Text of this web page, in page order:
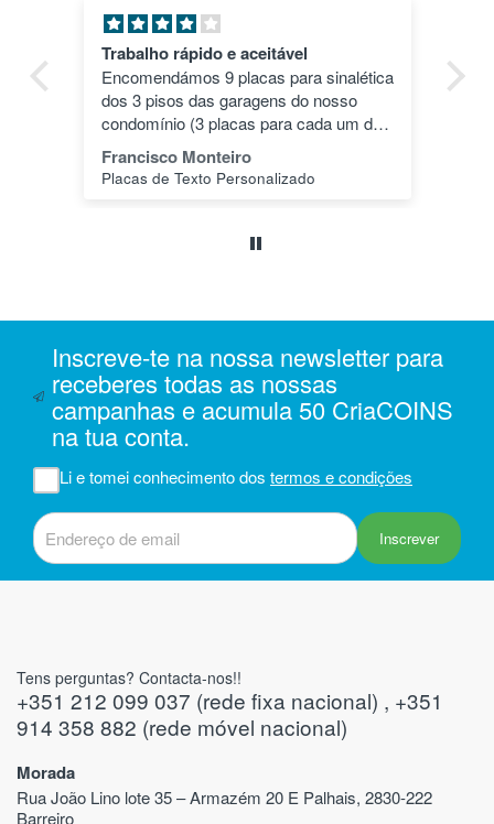
Trabalho rápido e aceitável
Encomendámos 9 placas para sinalética
dos 3 pisos das garagens do nosso
condomínio (3 placas para cada um dos
3 pisos). As 3 placas a indicar "piso -1"
eram standard e era só encomendar.
Mandámos também fazer 3 adicionais a
-3". O layout das feitas por encomenda
praticamente perfeitas, contudo as
enviadas para o piso -3 estavam com
menor qualidade, com falhas na cor
(manchas brancas ou riscos/lascas na
cor). Acho que as do piso -3 não deviam
ter sido enviadas assim e devia haver
um maior controlo na qualidade antes do
envio para o cliente.
Francisco Monteiro
Placas de Texto Personalizado
Inscreve-te na nossa newsletter para
receberes todas as nossas
campanhas e acumula 50 CriaCOINS
na tua conta.
Li e tomei conhecimento dos termos e condições
Inscrever
Tens perguntas? Contacta-nos!!
+351 212 099 037 (rede fixa nacional) , +351
914 358 882 (rede móvel nacional)
Morada
Rua João Lino lote 35 – Armazém 20 E Palhais, 2830-222
Barreiro